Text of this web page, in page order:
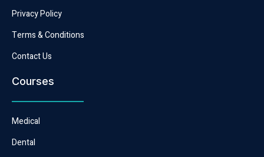
Privacy Policy
Terms & Conditions
Contact Us
Courses
Medical
Dental